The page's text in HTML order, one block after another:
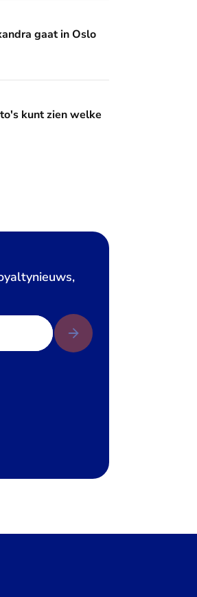
studeren
gaat in Oslo
Oranje erin zit?
kunt zien welke